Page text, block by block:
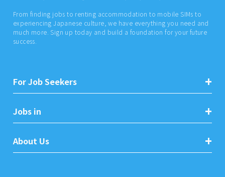
From finding jobs to renting accommodation to mobile SIMs to
experiencing Japanese culture, we have everything you need and
much more. Sign up today and build a foundation for your future
success.
For Job Seekers
Jobs in
About Us